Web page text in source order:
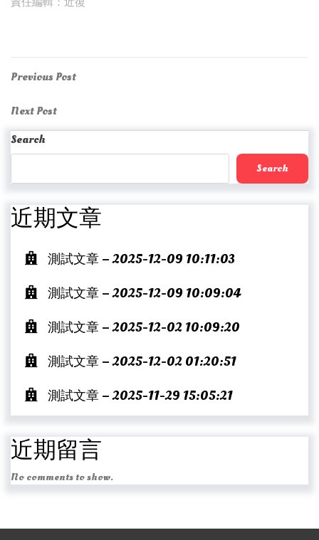
Post
navigation
Previous
Previous Post
Next
Post
Next Post
Search
Search
近期文章
測試文章 – 2025-12-09 10:11:03
測試文章 – 2025-12-09 10:09:04
測試文章 – 2025-12-02 10:09:20
測試文章 – 2025-12-02 01:20:51
測試文章 – 2025-11-29 15:05:21
近期留言
No comments to show.